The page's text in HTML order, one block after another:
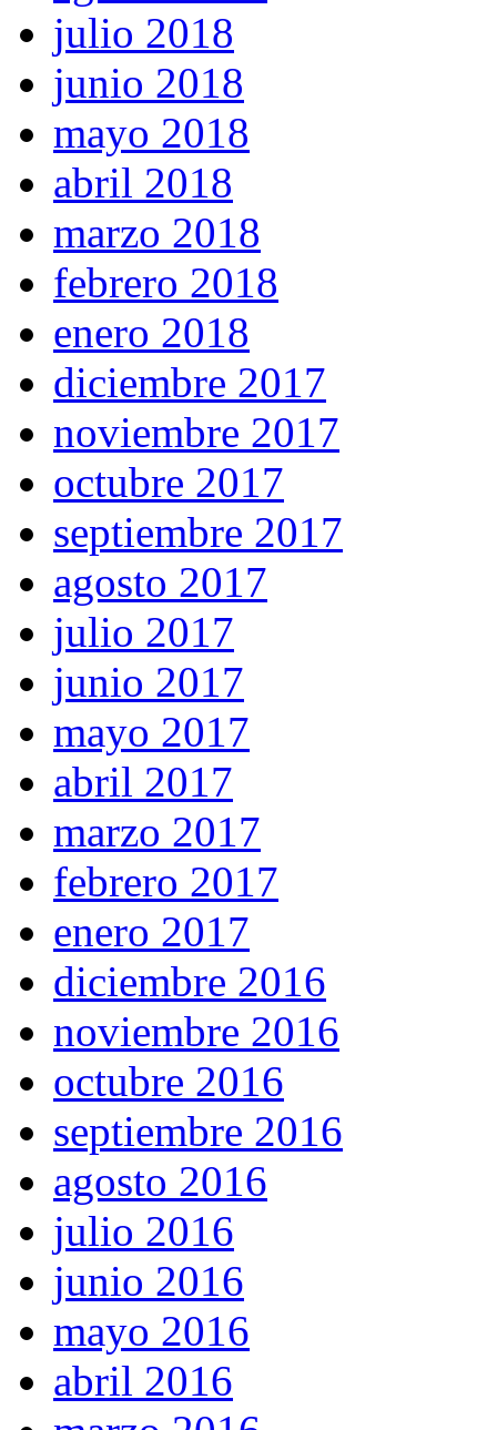
julio 2018
junio 2018
mayo 2018
abril 2018
marzo 2018
febrero 2018
enero 2018
diciembre 2017
noviembre 2017
octubre 2017
septiembre 2017
agosto 2017
julio 2017
junio 2017
mayo 2017
abril 2017
marzo 2017
febrero 2017
enero 2017
diciembre 2016
noviembre 2016
octubre 2016
septiembre 2016
agosto 2016
julio 2016
junio 2016
mayo 2016
abril 2016